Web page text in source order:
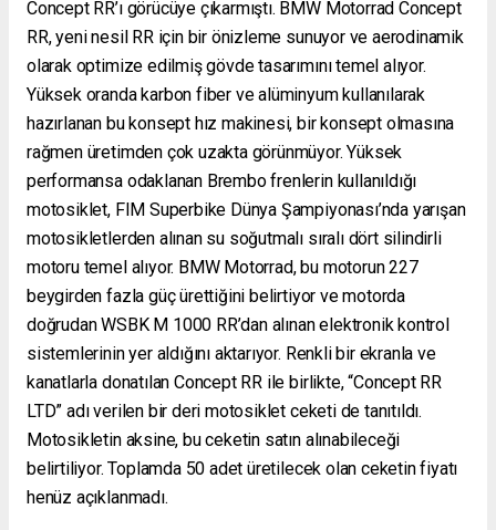
Concept RR’ı görücüye çıkarmıştı. BMW Motorrad Concept
RR, yeni nesil RR için bir önizleme sunuyor ve aerodinamik
olarak optimize edilmiş gövde tasarımını temel alıyor.
Yüksek oranda karbon fiber ve alüminyum kullanılarak
hazırlanan bu konsept hız makinesi, bir konsept olmasına
rağmen üretimden çok uzakta görünmüyor. Yüksek
performansa odaklanan Brembo frenlerin kullanıldığı
motosiklet, FIM Superbike Dünya Şampiyonası’nda yarışan
motosikletlerden alınan su soğutmalı sıralı dört silindirli
motoru temel alıyor. BMW Motorrad, bu motorun 227
beygirden fazla güç ürettiğini belirtiyor ve motorda
doğrudan WSBK M 1000 RR’dan alınan elektronik kontrol
sistemlerinin yer aldığını aktarıyor. Renkli bir ekranla ve
kanatlarla donatılan Concept RR ile birlikte, “Concept RR
LTD” adı verilen bir deri motosiklet ceketi de tanıtıldı.
Motosikletin aksine, bu ceketin satın alınabileceği
belirtiliyor. Toplamda 50 adet üretilecek olan ceketin fiyatı
henüz açıklanmadı.